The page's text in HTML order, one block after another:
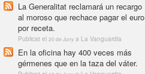
La Generalitat reclamará un recargo
al moroso que rechace pagar el euro
por receta.
Publicat el 20 de Juny a La Vanguardia
En la oficina hay 400 veces más
gérmenes que en la taza del váter.